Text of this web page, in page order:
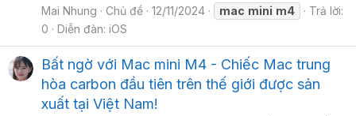
Mai Nhung Chủ đề 12/11/2024 mac mini m4
Trả lời:
0
Diễn đàn: iOS
Bất ngờ với Mac mini M4 - Chiếc Mac trung
hòa carbon đầu tiên trên thế giới được sản
xuất tại Việt Nam!